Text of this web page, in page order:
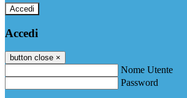
Accedi
Accedi
button close ×
Nome Utente
Password